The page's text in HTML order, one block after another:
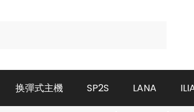
换彈式主機 SP2S LANA